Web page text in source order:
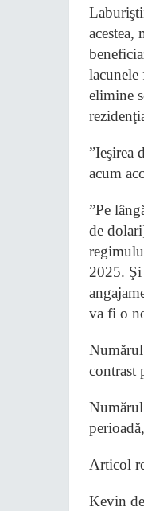
acestea,
lacunele
elimine
”Ieşirea
acum
”Pe
de
2025.
va fi o
contrast
Numărul
Articol
Kevin